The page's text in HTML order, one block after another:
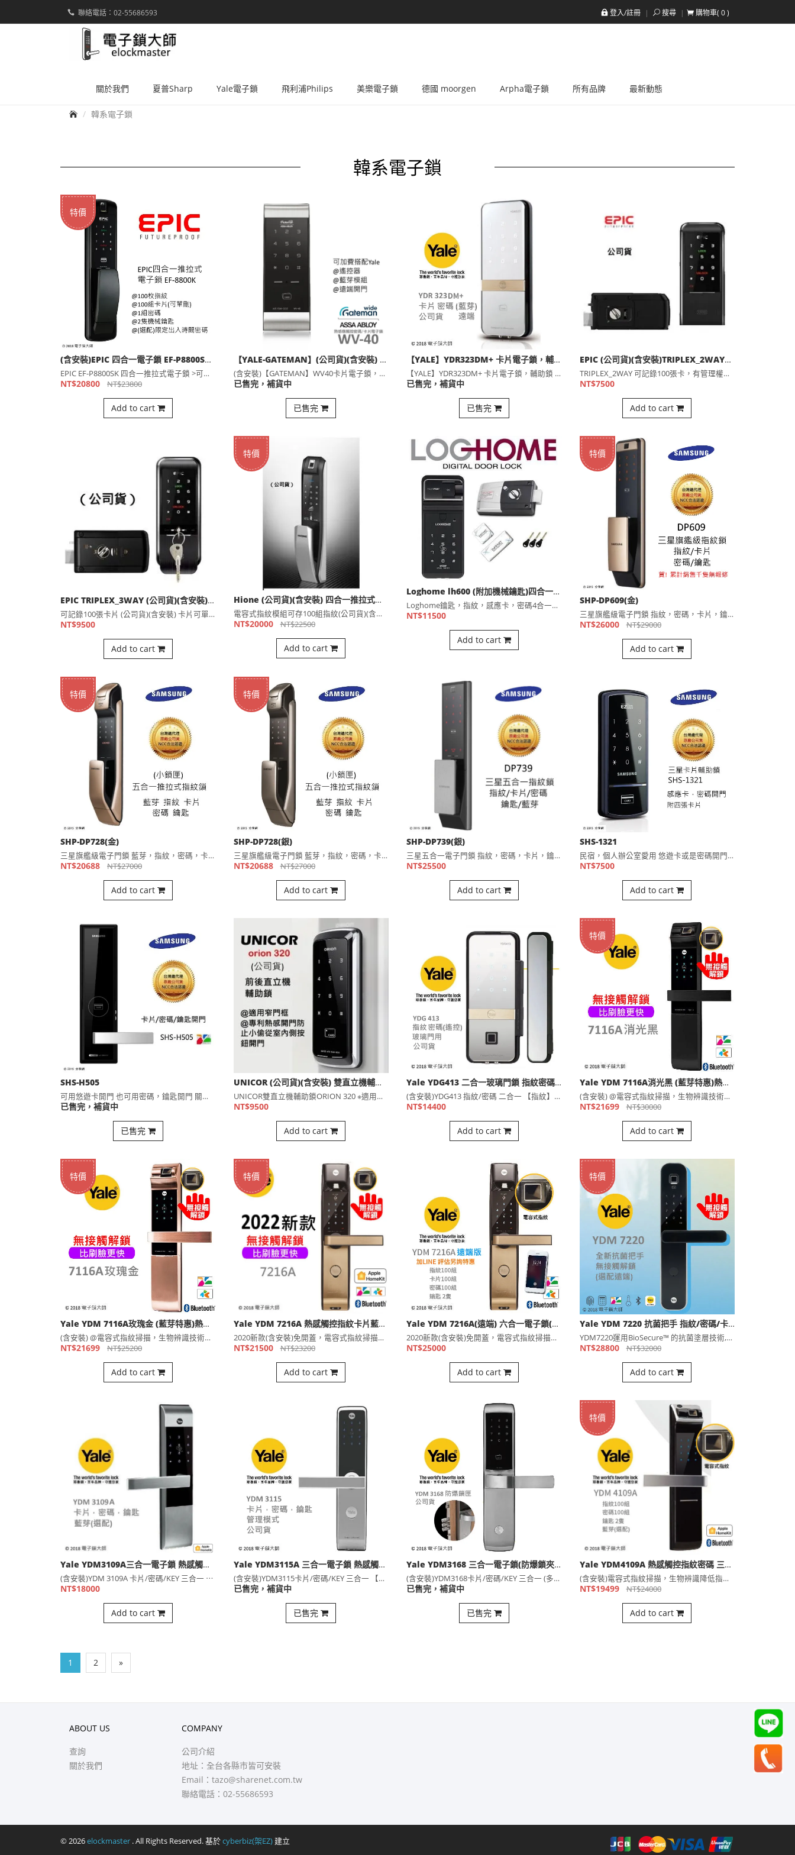
聯絡電話：02-55686593 登入/註冊 搜尋 購物車( 0)
elockmaster
關於我們 夏普Sharp Yale電子鎖 飛利浦Philips 美樂電子鎖 德國 moorgen Arpha電子鎖 所有品牌 最新動態
首頁 韓系電子鎖
韓系電子鎖
特價
(含安裝)EPIC 四合一電子鎖 EF-P8800SK(公司貨)
NT$20800 NT$23800
Add to cart
【YALE-GATEMAN】(公司貨)(含安裝) WV40卡片電子鎖，輔助鎖
已售完，補貨中
已售完
【YALE】YDR323DM+ 卡片電子鎖，輔助鎖 (含安裝)(公司貨)
已售完，補貨中
已售完
EPIC (公司貨)(含安裝)TRIPLEX_2WAY電子輔助鎖 100組卡片 管理者密碼
NT$7500
Add to cart
EPIC TRIPLEX_3WAY (公司貨)(含安裝) 有機械鑰匙的輔助鎖型電子鎖（適用三四段鎖及輔助鎖)
NT$9500
Add to cart
特價
Hione (公司貨)(含安裝) 四合一推拉式指紋電子鎖
NT$20000 NT$22500
Add to cart
Add to cart
特價
SHP-DP609(金)
NT$26000 NT$29000
Add to cart
特價
SHP-DP728(金)
NT$20688 NT$27000
Add to cart
特價
SHP-DP728(銀)
NT$20688 NT$27000
Add to cart
SHP-DP739(銀)
NT$25500
Add to cart
SHS-1321
NT$7500
Add to cart
SHS-H505
已售完，補貨中
已售完
UNICOR (公司貨)(含安裝) 雙直立機輔助鎖ORION 320
NT$9500
Add to cart
Yale YDG413 二合一玻璃門鎖 指紋密碼開門(選配藍芽，遠端)
NT$14400
Add to cart
特價
Yale YDM 7116A消光黑 (藍芽特惠)熱感觸控指紋卡片 五合一電子鎖(公司貨)
NT$21699 NT$30000
Add to cart
特價
Yale YDM 7116A玫瑰金 (藍芽特惠)熱感觸控指紋卡片 五合一電子鎖(公司貨)
NT$21699 NT$25200
Add to cart
特價
Yale YDM 7216A 熱感觸控指紋卡片藍芽 五合一電子鎖(公司貨)
NT$21500 NT$23200
Add to cart
Yale YDM 7216A(遠端) 六合一電子鎖(公司貨)
NT$25000
Add to cart
特價
Yale YDM 7220 抗菌把手 指紋/密碼/卡片/鑰匙 選配藍芽 電子鎖(公司貨)
NT$28800 NT$32000
Add to cart
Yale YDM3109A三合一電子鎖 熱感觸控卡片密碼 鑰匙
(含安裝)YDM 3109A 卡片/密碼/KEY 三合一 ⋯
NT$18000
Add to cart
Yale YDM3115A 三合一電子鎖 熱感觸控卡片密碼鑰匙
已售完，補貨中
已售完
Yale YDM3168 三合一電子鎖(防爆鎖夾多栓式) 卡片密碼鑰匙
已售完，補貨中
已售完
特價
Yale YDM4109A 熱感觸控指紋密碼 三合一電子鎖(公司貨)
NT$19499 NT$24000
Add to cart
1 2 »
ABOUT US
查詢
關於我們
COMPANY
公司介紹
地址：全台各縣市皆可安裝
Email： tazo@sharenet.com.tw
聯絡電話：02-55686593
. All Rights Reserved. 基於 cyberbiz(架EZ) 建立